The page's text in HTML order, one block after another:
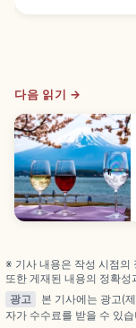
다음 읽기 →
※ 기사 내용은 작성 시점의
또한 게재된 내용의 정확
광고
본 기사에는 광고(
자가 수수료를 받을 수 있습